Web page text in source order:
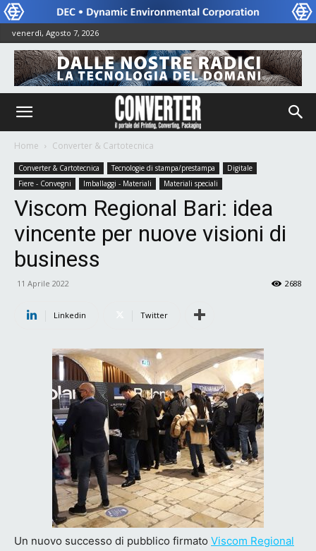
venerdì, Agosto 7, 2026
Home Converter & Cartotecnica
Converter & Cartotecnica Tecnologie di stampa/prestampa
Digitale
Fiere - Convegni
Imballaggi - Materiali Materiali speciali
Viscom Regional Bari: idea
vincente per nuove visioni di
business
11 Aprile 2022 2688
Linkedin Twitter
Un nuovo successo di pubblico firmato Viscom Regional